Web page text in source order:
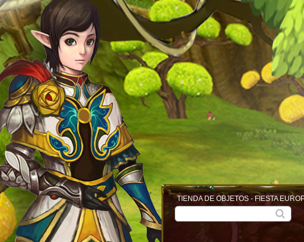
TIENDA DE OBJETOS - FIESTA